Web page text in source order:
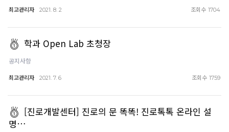
최고관리자 2021. 8. 2 조회수 1704
학과 Open Lab 초청장
공지사항
최고관리자 2021. 7. 6 조회수 1759
[진로개발센터] 진로의 문 똑똑! 진로톡톡 온라인 설
명…